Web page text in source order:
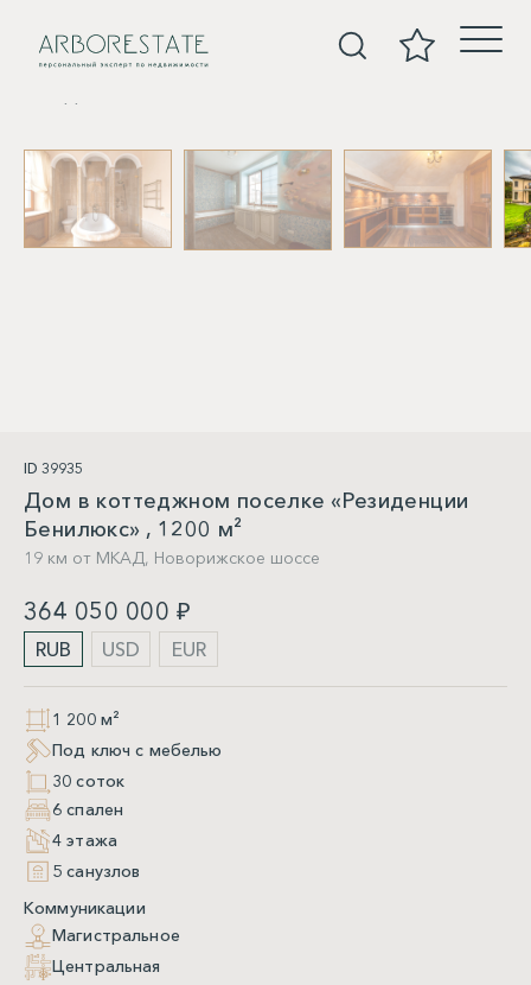
ID 39935
Дом в коттеджном поселке «Резиденции
Бенилюкс» , 1200 м²
19 км от МКАД, Новорижское шоссе
364 050 000 ₽
RUB USD EUR
1 200 м²
Под ключ с мебелью
30 соток
6 спален
4 этажа
5 санузлов
Коммуникации
Магистральное
Центральная